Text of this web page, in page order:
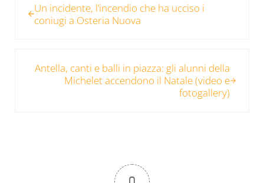
Un incidente, l’incendio che ha ucciso i
coniugi a Osteria Nuova
Antella, canti e balli in piazza: gli alunni della
Michelet accendono il Natale (video e
fotogallery)